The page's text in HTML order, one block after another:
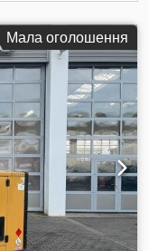
Мала оголошення